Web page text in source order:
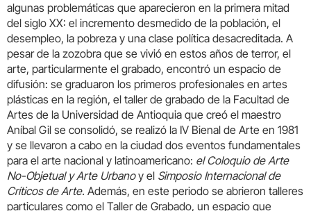
algunas problemáticas que aparecieron en la primera mitad
del siglo XX: el incremento desmedido de la población, el
desempleo, la pobreza y una clase política desacreditada. A
pesar de la zozobra que se vivió en estos años de terror, el
arte, particularmente el grabado, encontró un espacio de
difusión: se graduaron los primeros profesionales en artes
plásticas en la región, el taller de grabado de la Facultad de
Artes de la Universidad de Antioquia que creó el maestro
Aníbal Gil se consolidó, se realizó la IV Bienal de Arte en 1981
y se llevaron a cabo en la ciudad dos eventos fundamentales
para el arte nacional y latinoamericano: el Coloquio de Arte
No-Objetual y Arte Urbanoy el Simposio Internacional de
Críticos de Arte. Además, en este periodo se abrieron talleres
particulares como el Taller de Grabado, un espacio que